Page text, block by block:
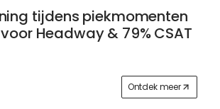
tijdens piekmomenten
Headway & 79% CSAT
Ontdek meer